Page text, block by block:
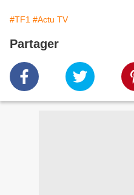
#TF1 #Actu TV
Partager